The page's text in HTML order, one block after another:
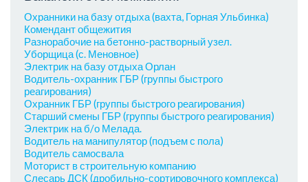
Охранники на базу отдыха (вахта, Горная Ульбинка)
Комендант общежития
Разнорабочие на бетонно-растворный узел.
Уборщица (с. Меновное)
Электрик на базу отдыха Орлан
Водитель-охранник ГБР (группы быстрого
реагирования)
Охранник ГБР (группы быстрого реагирования)
Старший смены ГБР (группы быстрого реагирования)
Электрик на б/о Мелада.
Водитель на манипулятор (подъем с пола)
Водитель самосвала
Моторист в строительную компанию
Слесарь ДСК (дробильно-сортировочного комплекса)